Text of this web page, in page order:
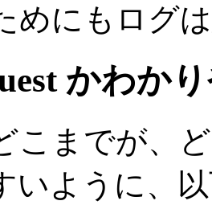
めにもログ
かわか
こまでが、
いように、